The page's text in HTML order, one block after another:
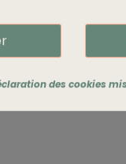
des cookies